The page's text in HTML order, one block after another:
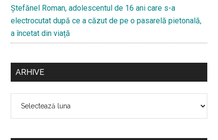
Ştefănel Roman, adolescentul de 16 ani care s-a
electrocutat după ce a căzut de pe o pasarelă pietonală,
a încetat din viață
ARHIVE